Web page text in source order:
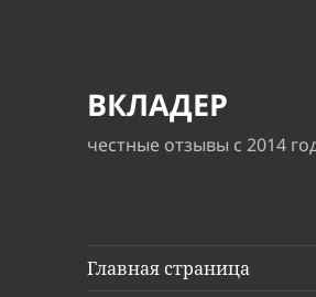
ВКЛАДЕР
честные отзывы с 2014
Главная страница